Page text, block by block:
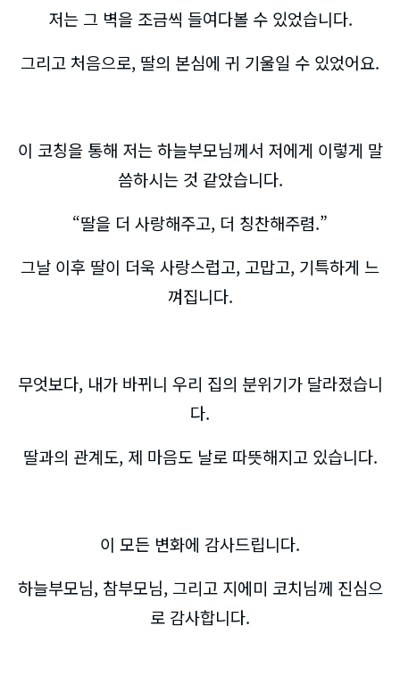
저는 그 벽을 조금씩 들여다볼 수 있었습니다.
그리고 처음으로, 딸의 본심에 귀 기울일 수 있었어요.
이 코칭을 통해 저는 하늘부모님께서 저에게 이렇게 말
씀하시는 것 같았습니다.
“딸을 더 사랑해주고, 더 칭찬해주렴.”
그날 이후 딸이 더욱 사랑스럽고, 고맙고, 기특하게 느
껴집니다.
무엇보다, 내가 바뀌니 우리 집의 분위기가 달라졌습니
다.
딸과의 관계도, 제 마음도 날로 따뜻해지고 있습니다.
이 모든 변화에 감사드립니다.
하늘부모님, 참부모님, 그리고 지에미 코치님께 진심으
로 감사합니다.